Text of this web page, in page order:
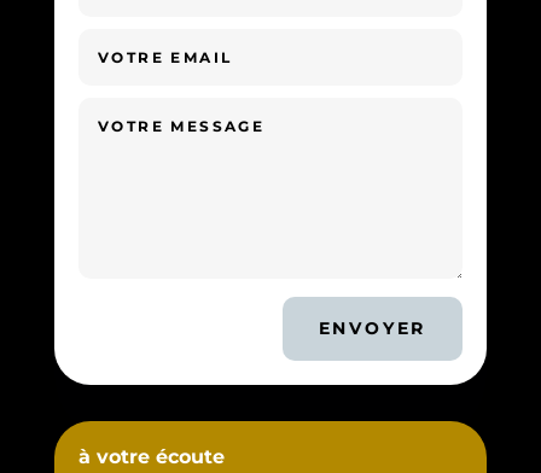
ENVOYER
à votre écoute